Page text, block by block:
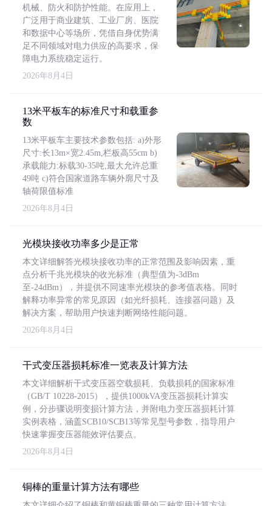
机械、防火和防护性能。在应用上，
广泛用于商业建筑、工业厂房、医院
和数据中心等场所，凭借自身优势满
足不同领域对电力供应的高要求，保
障电力系统稳定运行。
2026年8月4日
13米平板车的标准尺寸和载重参
数
13米平板车主要技术参数包括: a)外形
尺寸:长13m×宽2.45m,栏板高55cm b)
承载能力:标载30-35吨,最大允许总重
49吨 c)符合国家道路车辆外廓尺寸及
轴荷限值标准
2026年8月4日
光模块接收功率多少是正常
本文详细解答光模块接收功率的正常范围及影响因素，重
点分析千兆光模块的收光标准（典型值为-3dBm
至-24dBm），并提供不同速率光模块的参考值表格。同时
解释功率异常的常见原因（如光纤损耗、连接器问题）及
解决方案，帮助用户快速判断网络性能问题。
2026年8月4日
干式变压器损耗标准一览表及计算方法
本文详细解析干式变压器空载损耗、负载损耗的国家标准
（GB/T 10228-2015），提供1000kVA变压器损耗计算实
例，分步骤说明变损计算方法，并附电力变压器损耗计算
实例表格，涵盖SCB10/SCB13等常见型号参数，指导用户
快速掌握变压器能效评估要点。
2026年8月4日
铜棒的重量计算方法有哪些